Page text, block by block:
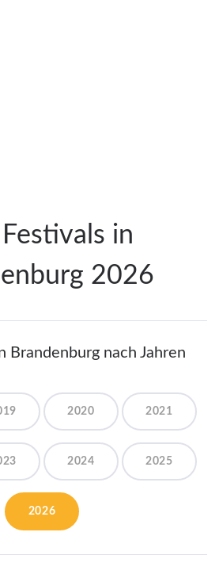
in
2026
Brandenburg nach Jahren
2020 2021
2024 2025
2026